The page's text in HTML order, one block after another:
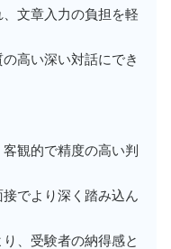
、文章入力の負担を軽
高い深い対話にでき
観的で精度の高い判
でより深く踏み込ん
、受験者の納得感と